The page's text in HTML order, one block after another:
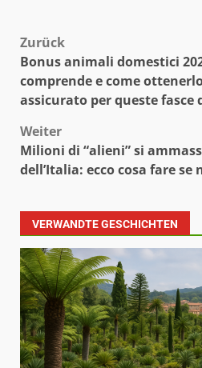
Zurück
Bonus animali domestici
comprende e come
assicurato per queste fasce
Weiter
Milioni di “alieni” si
dell’Italia: ecco cosa fare
VERWANDTE GESCHICHTEN